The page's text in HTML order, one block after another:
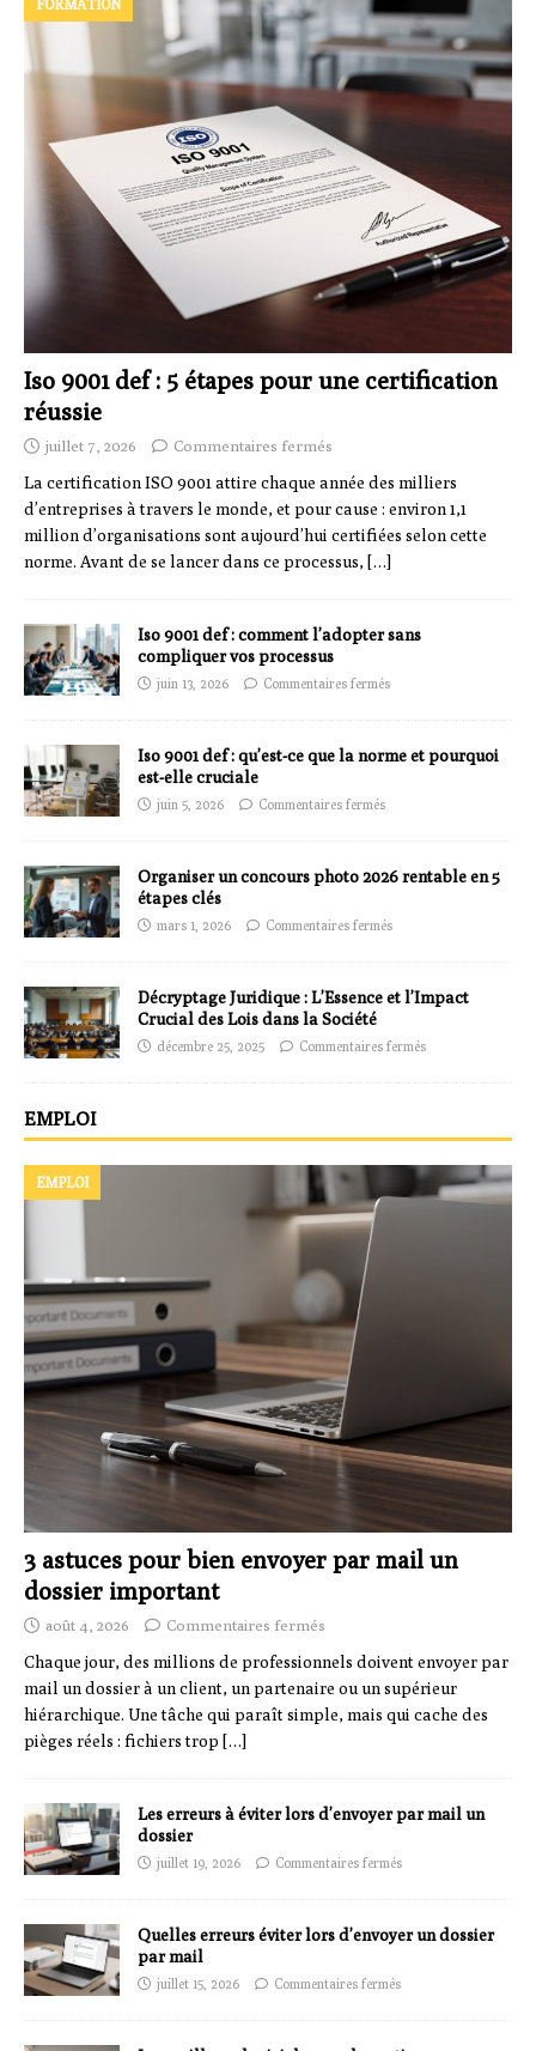
Iso 9001 def : 5 étapes pour une certification
réussie
FORMATION
juillet 7, 2026
Commentaires fermés
La certification ISO 9001 attire chaque année des milliers
d’entreprises à travers le monde, et pour cause : environ 1,1
million d’organisations sont aujourd’hui certifiées selon cette
norme. Avant de se lancer dans ce processus, […]
Iso 9001 def : comment l’adopter sans
compliquer vos processus
juin 13, 2026 Commentaires fermés
Iso 9001 def : qu’est-ce que la norme et pourquoi
est-elle cruciale
juin 5, 2026 Commentaires fermés
Organiser un concours photo 2026 rentable en 5
étapes clés
mars 1, 2026 Commentaires fermés
Décryptage Juridique : L’Essence et l’Impact
Crucial des Lois dans la Société
décembre 25, 2025 Commentaires fermés
EMPLOI
3 astuces pour bien envoyer par mail un
dossier important
EMPLOI
août 4, 2026
Commentaires fermés
Chaque jour, des millions de professionnels doivent envoyer par
mail un dossier à un client, un partenaire ou un supérieur
hiérarchique. Une tâche qui paraît simple, mais qui cache des
pièges réels : fichiers trop […]
Les erreurs à éviter lors d’envoyer par mail un
dossier
juillet 19, 2026 Commentaires fermés
Quelles erreurs éviter lors d’envoyer un dossier
par mail
juillet 15, 2026 Commentaires fermés